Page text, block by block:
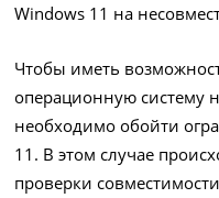
Windows 11 на
Чтобы иметь
операционную систему
необходимо обойти
11. В этом случае
проверки